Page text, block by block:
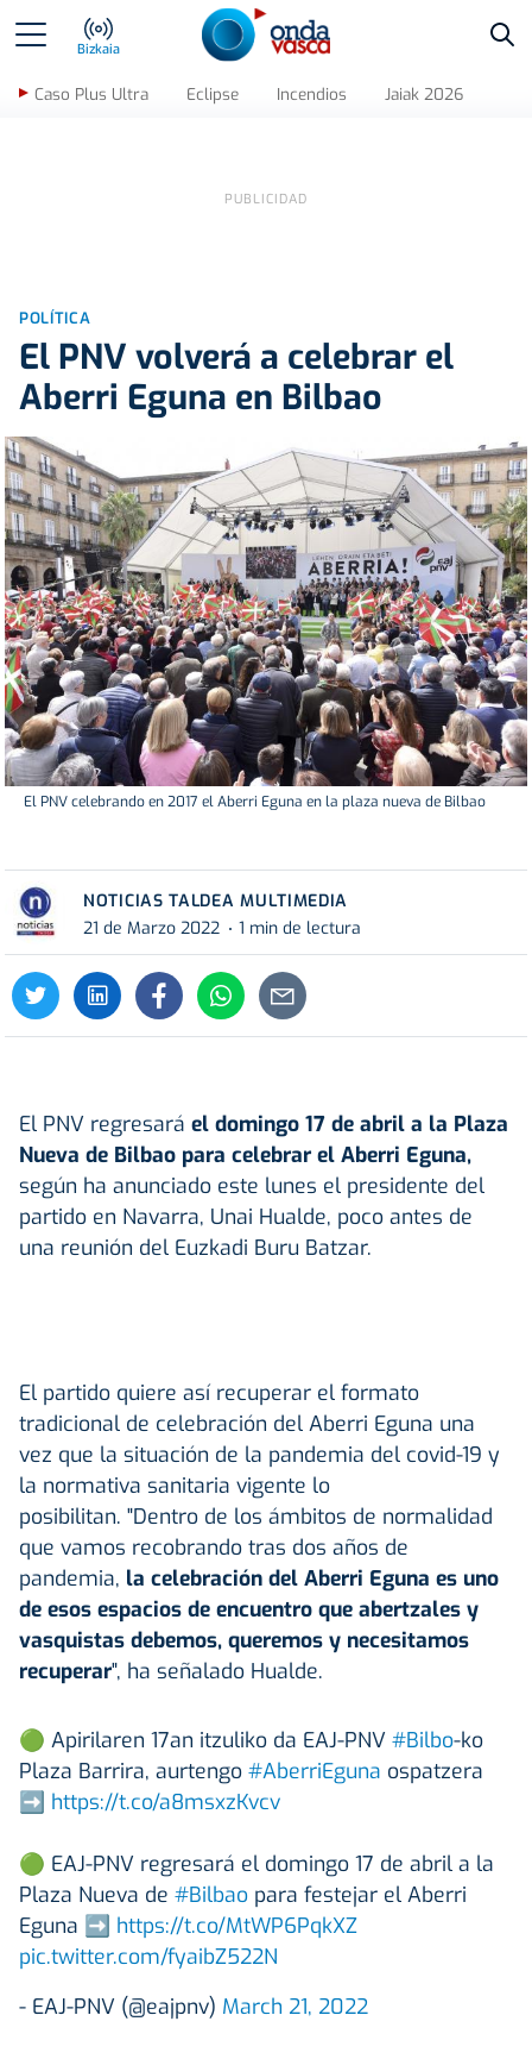
Bizkaia
Caso Plus Ultra Eclipse Incendios Jaiak 2026
POLÍTICA
El PNV volverá a celebrar el
Aberri Eguna en Bilbao
El PNV celebrando en 2017 el Aberri Eguna en la plaza nueva de Bilbao
NOTICIAS TALDEA MULTIMEDIA
21 de Marzo 2022
1 min de lectura
El PNV regresará el domingo 17 de abril a la Plaza
Nueva de Bilbao para celebrar el Aberri Eguna,
según ha anunciado este lunes el presidente del
partido en Navarra, Unai Hualde, poco antes de
una reunión del Euzkadi Buru Batzar.
El partido quiere así recuperar el formato
tradicional de celebración del Aberri Eguna una
vez que la situación de la pandemia del covid-19 y
la normativa sanitaria vigente lo
posibilitan. "Dentro de los ámbitos de normalidad
que vamos recobrando tras dos años de
pandemia, la celebración del Aberri Eguna es uno
de esos espacios de encuentro que abertzales y
vasquistas debemos, queremos y necesitamos
recuperar", ha señalado Hualde.
🟢 Apirilaren 17an itzuliko da EAJ-PNV #Bilbo-ko
Plaza Barrira, aurtengo #AberriEguna ospatzera
➡ https://t.co/a8msxzKvcv
🟢 EAJ-PNV regresará el domingo 17 de abril a la
Plaza Nueva de #Bilbao para festejar el Aberri
Eguna ➡ https://t.co/MtWP6PqkXZ
pic.twitter.com/fyaibZ522N
- EAJ-PNV (@eajpnv) March 21, 2022